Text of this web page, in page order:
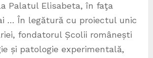
Palatul Elisabeta, în faţa
… În legătură cu proiectul unic
fondatorul Școlii românești
și patologie experimentală,